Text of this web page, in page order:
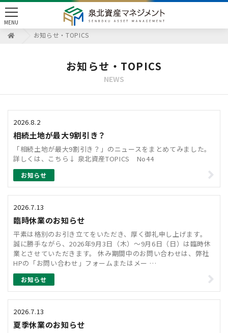
toggle
navigation
MENU
お知らせ・TOPICS
お知らせ・TOPICS
NEWS
2026.8.2
相続土地が最大9割引き？
「相続土地が最大9割引き？」のニュースをまとめてみました。
詳しくは、こちら↓ 泉北資産TOPICS No44
お知らせ
2026.7.13
臨時休業のお知らせ
平素は格別のお引き立てをいただき、厚く御礼申し上げます。
誠に勝手ながら、2026年9月3日（木）～9月6日（日）は臨時休
業とさせていただきます。 休み期間中のお問い合わせは、弊社
HPの「お問い合わせ」フォームまたはメー …
お知らせ
2026.7.13
夏季休業のお知らせ